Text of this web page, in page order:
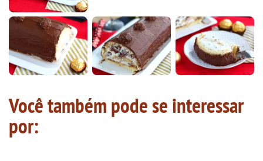
Você também pode se interessar
por: